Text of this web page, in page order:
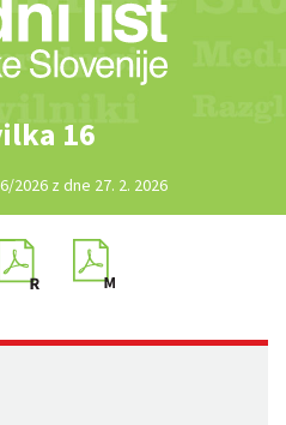
16
2026 z dne 27. 2. 2026